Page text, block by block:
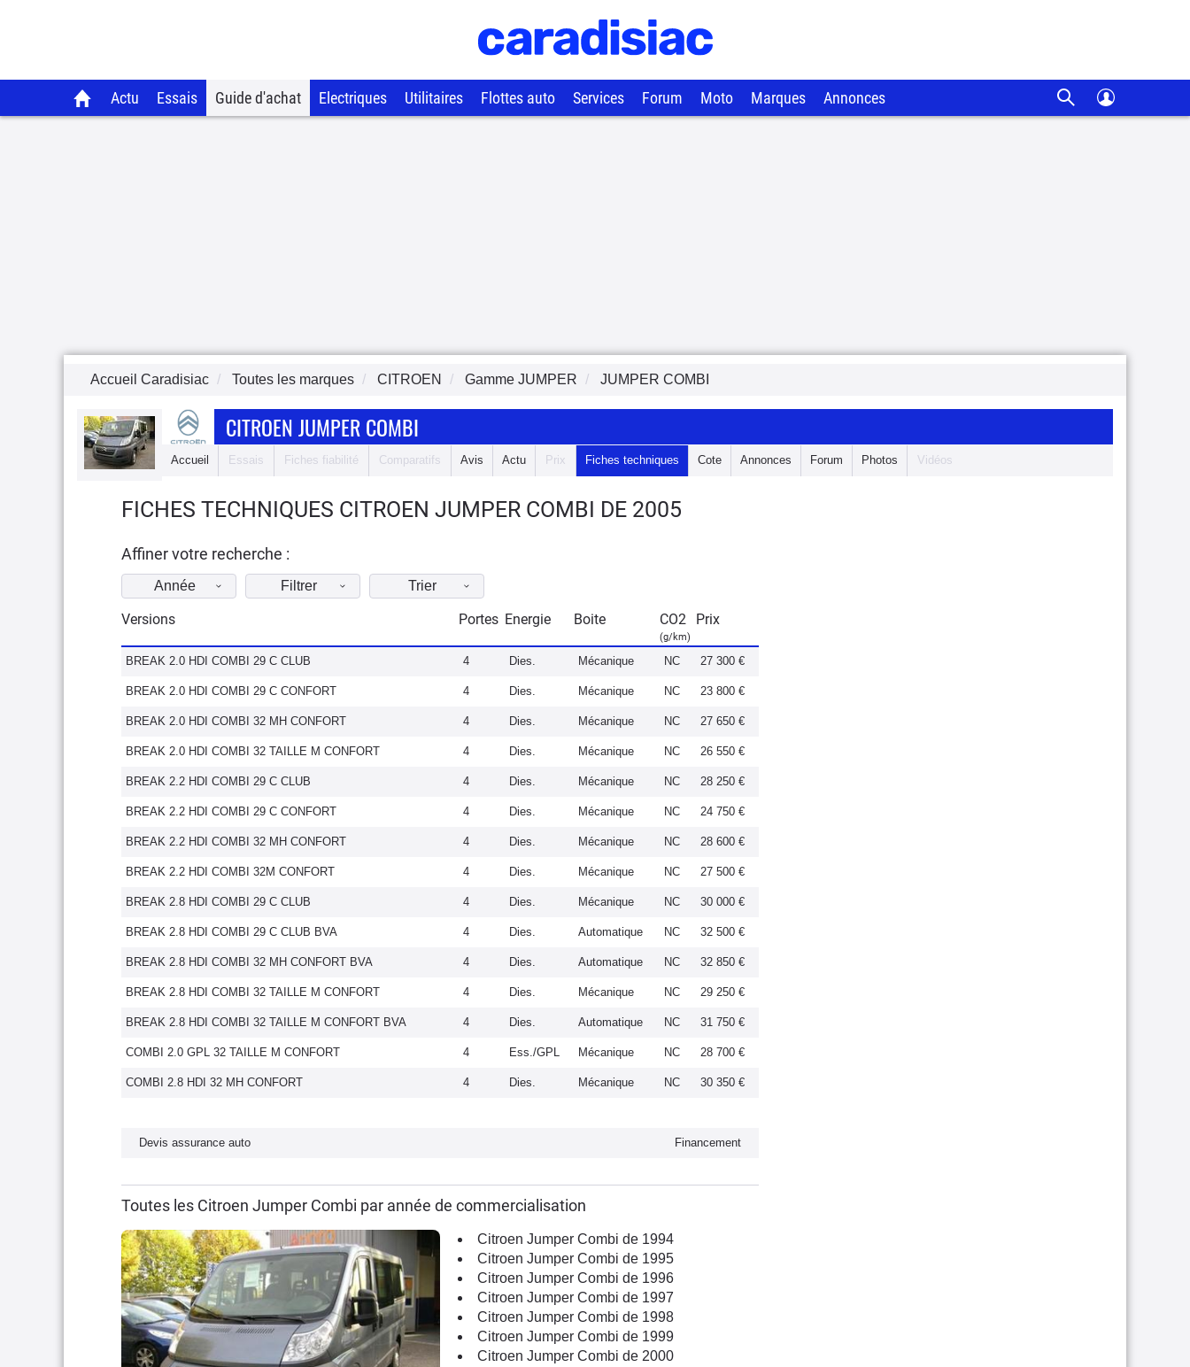
Actu Essais Guide d'achat Electriques Utilitaires Flottes auto Services Forum Moto Marques Annonces
Accueil Caradisiac Toutes les marques CITROEN Gamme JUMPER JUMPER COMBI
CITROEN JUMPER COMBI
Accueil Essais Fiches fiabilité Comparatifs Avis Actu Prix Fiches techniques Cote Annonces Forum Photos Vidéos
FICHES TECHNIQUES CITROEN JUMPER COMBI DE 2005
Affiner votre recherche :
Année Filtrer Trier
Versions Portes Energie Boite CO2
(g/km)
Prix
BREAK 2.0 HDI COMBI 29 C CLUB 4 Dies. Mécanique NC 27 300 €
BREAK 2.0 HDI COMBI 29 C CONFORT 4 Dies. Mécanique NC 23 800 €
BREAK 2.0 HDI COMBI 32 MH CONFORT 4 Dies. Mécanique NC 27 650 €
BREAK 2.0 HDI COMBI 32 TAILLE M CONFORT 4 Dies. Mécanique NC 26 550 €
BREAK 2.2 HDI COMBI 29 C CLUB 4 Dies. Mécanique NC 28 250 €
BREAK 2.2 HDI COMBI 29 C CONFORT 4 Dies. Mécanique NC 24 750 €
BREAK 2.2 HDI COMBI 32 MH CONFORT 4 Dies. Mécanique NC 28 600 €
BREAK 2.2 HDI COMBI 32M CONFORT 4 Dies. Mécanique NC 27 500 €
BREAK 2.8 HDI COMBI 29 C CLUB 4 Dies. Mécanique NC 30 000 €
BREAK 2.8 HDI COMBI 29 C CLUB BVA 4 Dies. Automatique NC 32 500 €
BREAK 2.8 HDI COMBI 32 MH CONFORT BVA 4 Dies. Automatique NC 32 850 €
BREAK 2.8 HDI COMBI 32 TAILLE M CONFORT 4 Dies. Mécanique NC 29 250 €
BREAK 2.8 HDI COMBI 32 TAILLE M CONFORT BVA 4 Dies. Automatique NC 31 750 €
COMBI 2.0 GPL 32 TAILLE M CONFORT 4 Ess./GPL Mécanique NC 28 700 €
COMBI 2.8 HDI 32 MH CONFORT 4 Dies. Mécanique NC 30 350 €
Devis assurance auto Financement
Toutes les Citroen Jumper Combi par année de commercialisation
Citroen Jumper Combi de 1994
Citroen Jumper Combi de 1995
Citroen Jumper Combi de 1996
Citroen Jumper Combi de 1997
Citroen Jumper Combi de 1998
Citroen Jumper Combi de 1999
Citroen Jumper Combi de 2000